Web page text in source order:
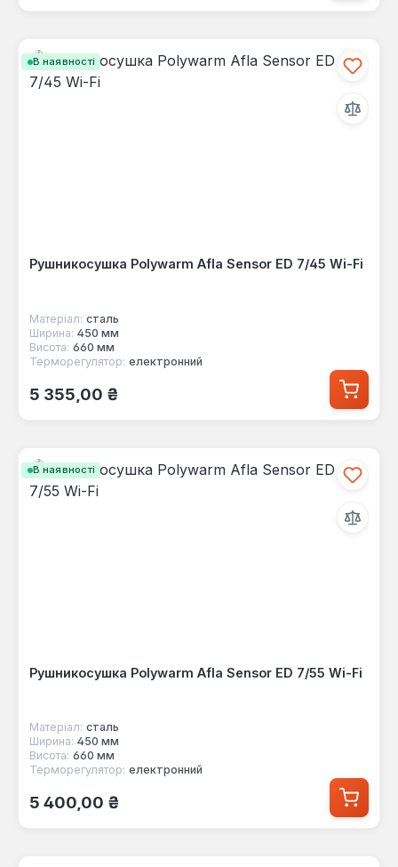
В наявності
Рушникосушка Polywarm Afla Sensor ED 7/45 Wi-Fi
Матеріал: сталь
Ширина: 450 мм
Висота: 660 мм
Терморегулятор: електронний
Звичайна ціна:
5 355,00 ₴
В наявності
Рушникосушка Polywarm Afla Sensor ED 7/55 Wi-Fi
Матеріал: сталь
Ширина: 450 мм
Висота: 660 мм
Терморегулятор: електронний
Звичайна ціна:
5 400,00 ₴